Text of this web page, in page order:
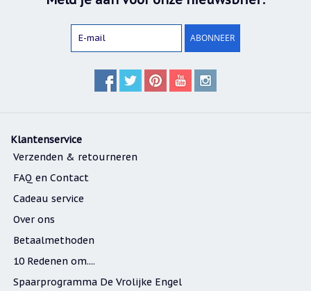
ABONNEER
Klantenservice
Verzenden & retourneren
FAQ en Contact
Cadeau service
Over ons
Betaalmethoden
10 Redenen om....
Spaarprogramma De Vrolijke Engel